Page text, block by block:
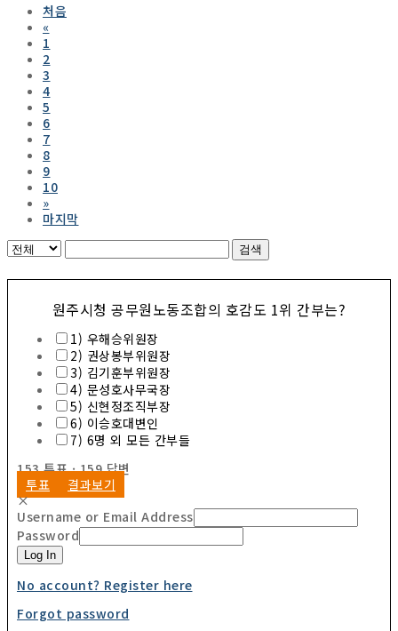
처음
«
1
2
3
4
5
6
7
8
9
10
»
마지막
검색
원주시청 공무원노동조합의 호감도 1위 간부는?
1) 우해승위원장
2) 권상봉부위원장
3) 김기훈부위원장
4) 문성호사무국장
5) 신현정조직부장
6) 이승호대변인
7) 6명 외 모든 간부들
153투표·159답변
투표
결과보기
×
Username or Email Address
Password
Log In
No account? Register here
Forgot password